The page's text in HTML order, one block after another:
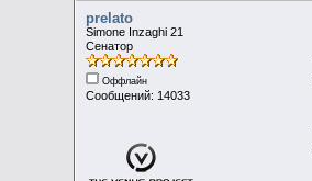
prelato
Simone Inzaghi 21
Сенатор
Оффлайн
Сообщений: 14033